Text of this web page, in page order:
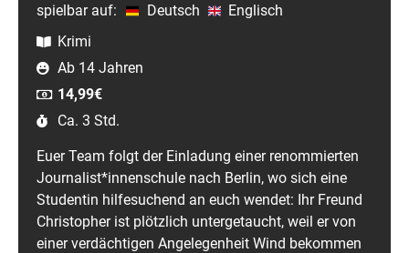
spielbar auf: Deutsch
Englisch
Krimi
Ab 14 Jahren
14,99€
Ca. 3 Std.
Euer Team folgt der Einladung einer renommierten
Journalist*innenschule nach Berlin, wo sich eine
Studentin hilfesuchend an euch wendet: Ihr Freund
Christopher ist plötzlich untergetaucht, weil er von
einer verdächtigen Angelegenheit Wind bekommen